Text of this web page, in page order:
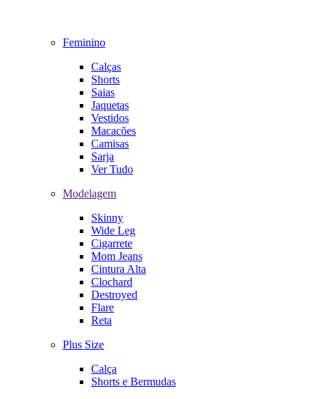
Feminino
Calças
Shorts
Saias
Jaquetas
Vestidos
Macacões
Camisas
Sarja
Ver Tudo
Modelagem
Skinny
Wide Leg
Cigarrete
Mom Jeans
Cintura Alta
Clochard
Destroyed
Flare
Reta
Plus Size
Calça
Shorts e Bermudas